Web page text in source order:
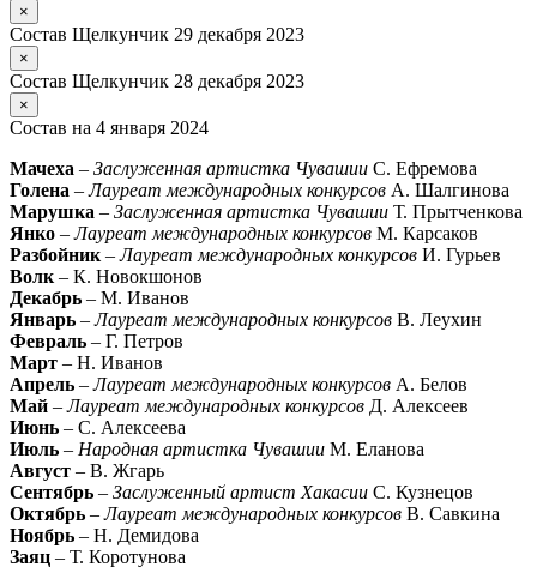
×
Состав Щелкунчик 29 декабря 2023
×
Состав Щелкунчик 28 декабря 2023
×
Состав на 4 января 2024
Мачеха – Заслуженная артистка Чувашии С. Ефремова
Голена –Лауреат международных конкурсов А. Шалгинова
Марушка – Заслуженная артистка Чувашии Т. Прытченкова
Янко –Лауреат международных конкурсов М. Карсаков
Разбойник –Лауреат международных конкурсов И. Гурьев
Волк – К. Новокшонов
Декабрь – М. Иванов
Январь –Лауреат международных конкурсов В. Леухин
Февраль – Г. Петров
Март – Н. Иванов
Апрель –Лауреат международных конкурсов А. Белов
Май –Лауреат международных конкурсов Д. Алексеев
Июнь – С. Алексеева
Июль – Народная артистка Чувашии М. Еланова
Август – В. Жгарь
Сентябрь – Заслуженный артист Хакасии С. Кузнецов
Октябрь –Лауреат международных конкурсов В. Савкина
Ноябрь – Н. Демидова
Заяц – Т. Коротунова